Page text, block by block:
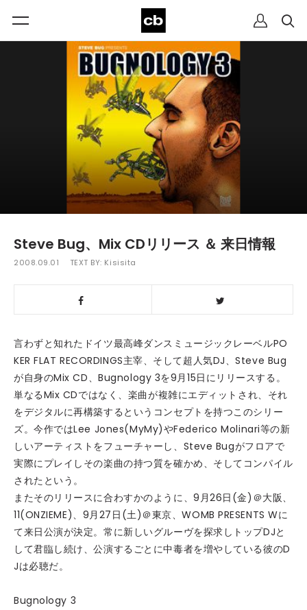
Steve Bug、Mix CDリリース ＆ 来日情報
2008.09.01 TEXT BY: Kisisita
言わずと知れたドイツ最高峰ダンスミュージックレーベルPO
KER FLAT RECORDINGS主宰、そして超人気DJ、Steve Bug
が自身のMix CD、Bugnology 3を9月15日にリリースする。
単なるMix CDではなく、楽曲が複雑にエディットされ、それ
をデジタルに再構築するというコンセプトを持つこのシリー
ズ。今作ではLee Jones(MyMy)やFederico Molinari等の新
しいアーティストをフューチャーし、Steve Bugがフロアで
実際にプレイしその楽曲の持つ質を確かめ、そしてコンパイル
されたという。
またそのリリースに合わすかのように、9月26日(金)＠大阪、
11(ONZIEME)、9月27日(土)＠東京、WOMB PRESENTS Wに
て来日公演が決定。常に新しいグルーヴを探求しトップDJと
して君臨し続け、公演するごとに中毒者を増やしている彼のD
Jは必聴だ。
Bugnology 3